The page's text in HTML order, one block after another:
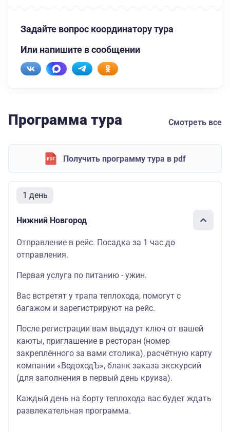
Задайте вопрос координатору тура
Или напишите в сообщении
Программа тура Смотреть все
Получить программу тура в pdf
1 день
Нижний Новгород
Отправление в рейс. Посадка за 1 час до
отправления.
Первая услуга по питанию - ужин.
Вас встретят у трапа теплохода, помогут с
багажом и зарегистрируют на рейс.
После регистрации вам выдадут ключ от вашей
каюты, приглашение в ресторан (номер
закреплённого за вами столика), расчётную карту
компании «ВодоходЪ», бланк заказа экскурсий
(для заполнения в первый день круиза).
Каждый день на борту теплохода вас будет ждать
развлекательная программа.